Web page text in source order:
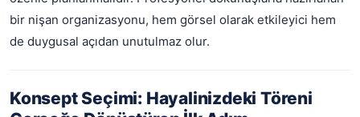
bir nişan organizasyonu, hem görsel olarak etkileyici hem
de duygusal açıdan unutulmaz olur.
Konsept Seçimi: Hayalinizdeki Töreni